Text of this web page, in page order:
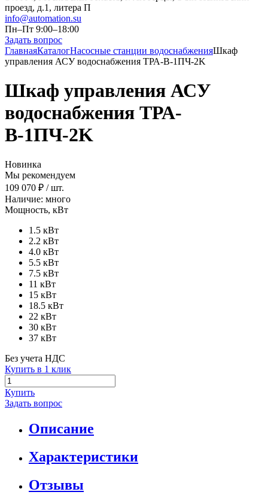
проезд, д.1, литера П
info@automation.su
Пн–Пт 9:00–18:00
Задать вопрос
ГлавнаяКаталогНасосные станции водоснабженияШкаф
управления АСУ водоснабжения ТРА-В-1ПЧ-2K
Шкаф управления АСУ
водоснабжения ТРА-
В-1ПЧ-2K
Новинка
Мы рекомендуем
109 070 ₽ / шт.
Наличие: много
Мощность, кВт
1.5 кВт
2.2 кВт
4.0 кВт
5.5 кВт
7.5 кВт
11 кВт
15 кВт
18.5 кВт
22 кВт
30 кВт
37 кВт
Без учета НДС
Купить в 1 клик
Купить
Задать вопрос
Описание
Характеристики
Отзывы